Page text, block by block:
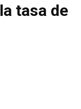
tasa de